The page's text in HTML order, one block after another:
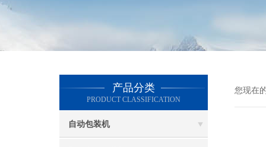
产品分类
PRODUCT CLASSIFICATION
自动包装机
您现在